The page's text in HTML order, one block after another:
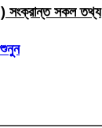
সংক্রান্ত সকল তথ্য